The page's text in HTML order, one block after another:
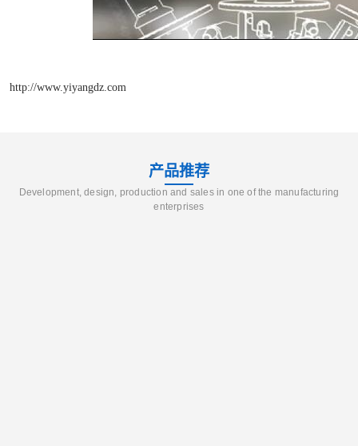
http://www.yiyangdz.com
产品推荐
Development, design, production and sales in one of the manufacturing
enterprises